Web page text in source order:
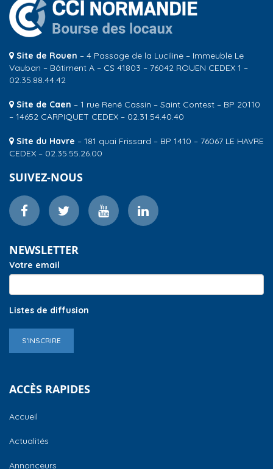
Site de Rouen – 4 Passage de la Luciline – Immeuble Le
Vauban – Bâtiment A – CS 41803 – 76042 ROUEN CEDEX 1 –
02.35.88.44.42
Site de Caen – 1 rue René Cassin – Saint Contest – BP 20110
– 14652 CARPIQUET CEDEX – 02.31.54.40.40
Site du Havre – 181 quai Frissard – BP 1410 – 76067 LE HAVRE
CEDEX – 02.35.55.26.00
SUIVEZ-NOUS
NEWSLETTER
Votre email
Listes de diffusion
S'INSCRIRE
ACCÈS RAPIDES
Accueil
Actualités
Annonceurs